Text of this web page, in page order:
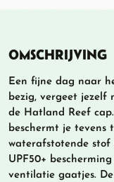
OMSCHRIJVING
Een fijne dag naar
bezig, vergeet jezelf
de Hatland Reef
beschermt je tevens
waterafstotende stof
UPF50+
ventilatie gaatjes.